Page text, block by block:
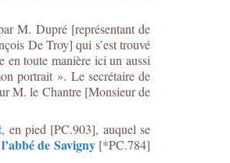
M. Dupré [représentant de
De Troy] qui s’est trouvé
en toute manière ici un aussi
portrait ». Le secrétaire de
M. le Chantre [Monsieur de
, en pied [PC.903], auquel se
l’abbé de Savigny[*PC.784]